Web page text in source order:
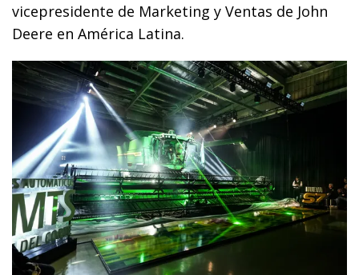
vicepresidente de Marketing y Ventas de John
Deere en América Latina.